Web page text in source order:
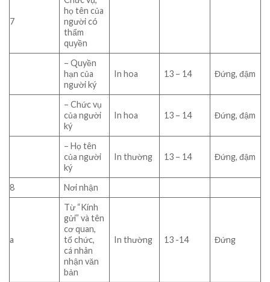
7
họ tên của
người có
thẩm
quyền
– Quyền
hạn của
người ký
In hoa 13 – 14 Đứng, đậm
– Chức vụ
của người
ký
In hoa 13 – 14 Đứng, đậm
– Họ tên
của người
ký
In thường 13 – 14 Đứng, đậm
8 Nơi nhận
a
Từ “Kính
gửi” và tên
cơ quan,
tổ chức,
cá nhân
nhận văn
bản
In thường 13 -14 Đứng